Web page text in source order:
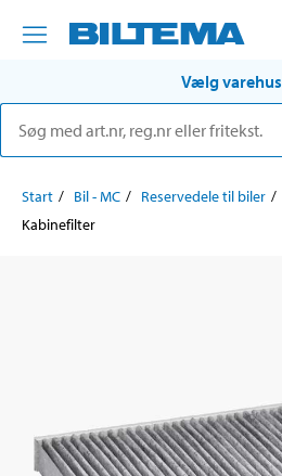
Vælg varehus
Start Bil - MC Reservedele til biler
Kabinefilter